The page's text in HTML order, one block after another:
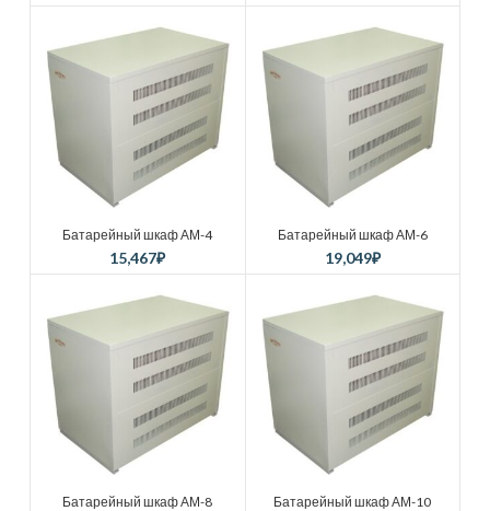
Батарейный шкаф АМ-4
15,467₽
Батарейный шкаф АМ-6
19,049₽
Батарейный шкаф АМ-8 Батарейный шкаф АМ-10